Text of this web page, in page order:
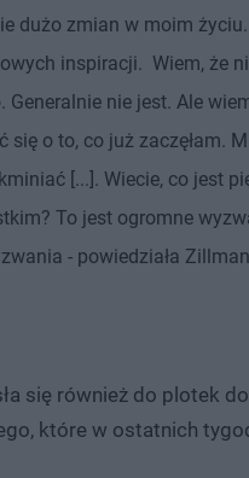
dużo zmian w moim życiu.
inspiracji. Wiem, że
Generalnie nie jest. Ale
się o to, co już zaczęłam.
[...]. Wiecie, co jest
To jest ogromne
- powiedziała
się również do plotek
które w ostatnich